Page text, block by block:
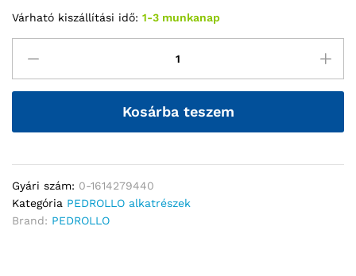
Várható kiszállítási idő: 1-3 munkanap
Kosárba teszem
Gyári szám: 0-1614279440
Kategória PEDROLLO alkatrészek
Brand: PEDROLLO